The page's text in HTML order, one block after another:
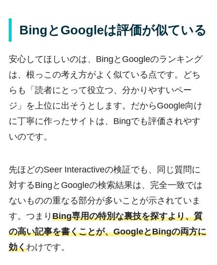
BingとGoogleは評価が似ている
安心してほしいのは、BingとGoogleのランキング
は、根っこの考え方がよく似ている点です。どち
らも「読者にとって役立つ、分かりやすいペー
ジ」を上位に出そうとします。だからGoogle向け
に丁寧に作ったサイトは、Bingでも評価されやす
いのです。
先ほどのSeer Interactiveの検証でも、同じ質問に
対するBingとGoogleの検索結果は、完全一致では
ないものの重なる部分が多いことが示されていま
す。つまり Bing専用の特別な裏技を探すより、質
の高い記事を書くことが、GoogleとBingの両方に
効くわけです。